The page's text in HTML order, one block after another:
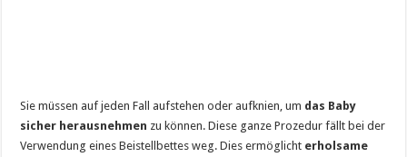
Sie müssen auf jeden Fall aufstehen oder aufknien, um das Baby
sicher herausnehmen zu können. Diese ganze Prozedur fällt bei der
Verwendung eines Beistellbettes weg. Dies ermöglicht erholsame